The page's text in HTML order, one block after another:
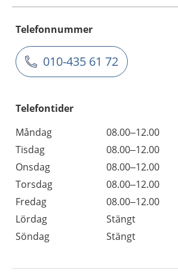
Telefonnummer
010-435 61 72
Telefontider
Måndag
08.00–12.00
Tisdag
08.00–12.00
Onsdag
08.00–12.00
Torsdag
08.00–12.00
Fredag
08.00–12.00
Lördag
Stängt
Söndag
Stängt